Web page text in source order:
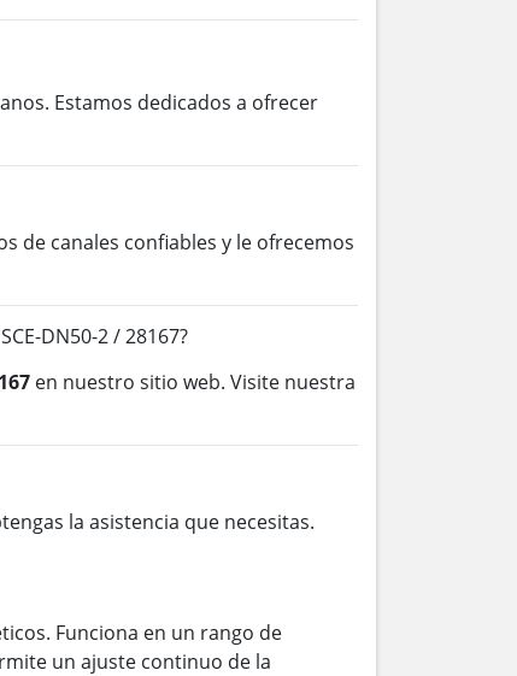
Estamos dedicados a ofrecer
de canales confiables y le ofrecemos
DN50-2 / 28167?
en nuestro sitio web. Visite nuestra
la asistencia que necesitas.
Funciona en un rango de
un ajuste continuo de la